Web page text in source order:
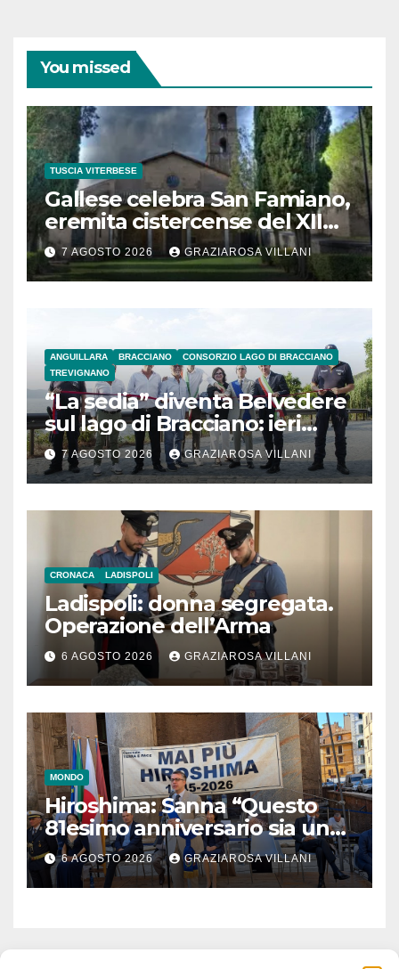
You missed
TUSCIA VITERBESE
Gallese celebra San Famiano,
eremita cistercense del XII
secolo
7 AGOSTO 2026 GRAZIAROSA VILLANI
ANGUILLARA BRACCIANO
CONSORZIO LAGO DI BRACCIANO
TREVIGNANO
“La sedia” diventa Belvedere
sul lago di Bracciano: ieri
l’inaugurazione
7 AGOSTO 2026 GRAZIAROSA VILLANI
CRONACA LADISPOLI
Ladispoli: donna segregata.
Operazione dell’Arma
6 AGOSTO 2026 GRAZIAROSA VILLANI
MONDO
Hiroshima: Sanna “Questo
81esimo anniversario sia un
monito per tutti”
6 AGOSTO 2026 GRAZIAROSA VILLANI